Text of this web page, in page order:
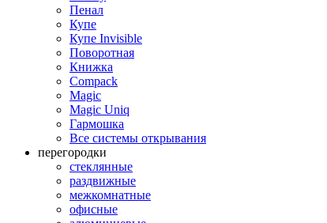
Пенал
Купе
Купе Invisible
Поворотная
Книжка
Compack
Magic
Magic Uniq
Гармошка
Все системы открывания
перегородки
стеклянные
раздвижные
межкомнатные
офисные